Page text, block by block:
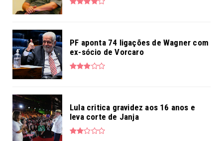
PF aponta 74 ligações de Wagner com
ex-sócio de Vorcaro
Lula critica gravidez aos 16 anos e
leva corte de Janja